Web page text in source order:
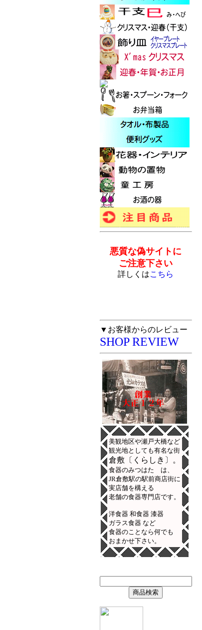
悪質な偽サイトに
ご注意下さい
詳しくはこちら
▼お客様からのレビュー
SHOP REVIEW
美観地区や瀬戸大橋など
観光地としても有名な街
倉敷〔くらしき〕。
食器のみつはた は、
JR倉敷駅の駅前商店街に
実店舗を構える
老舗の食器専門店です。
洋食器 和食器 漆器
ガラス食器 など
食器のことなら何でも
おまかせ下さい。